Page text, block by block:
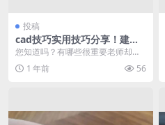
投稿
cad技巧实用技巧分享！建议
收藏
您知道吗？有哪些很重要老师却没
有教的CAD技巧！ ·第一个要删除重
复线。比如CA...
1 年前 56